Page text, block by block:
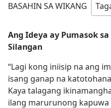
BASAHIN SA WIKANG
Ang Ideya ay Pumasok
Silangan
“Lagi kong iniisip na ang
isang ganap na
Kaya talagang
ilang marurunong kapuwa